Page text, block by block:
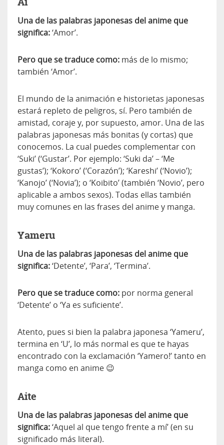
Una de las palabras japonesas del anime que
significa:‘Amor’.
Pero que se traduce como: más de lo mismo;
también ‘Amor’.
El mundo de la animación e historietas japonesas
estará repleto de peligros, sí. Pero también de
amistad, coraje y, por supuesto, amor. Una de las
palabras japonesas más bonitas (y cortas) que
conocemos. La cual puedes complementar con
‘Suki’ (‘Gustar’. Por ejemplo: ‘Suki da’ – ‘Me
gustas’); ‘Kokoro’ (‘Corazón’); ‘Kareshi’ (‘Novio’);
‘Kanojo’ (‘Novia’); o ‘Koibito’ (también ‘Novio’, pero
aplicable a ambos sexos). Todas ellas también
muy comunes en las frases del anime y manga.
Yameru
Una de las palabras japonesas del anime que
significa:‘Detente’, ‘Para’, ‘Termina’.
Pero que se traduce como: por norma general
‘Detente’ o ‘Ya es suficiente’.
Atento, pues si bien la palabra japonesa ‘Yameru’,
termina en ‘U’, lo más normal es que te hayas
encontrado con la exclamación ‘Yamero!’ tanto en
manga como en anime 😉
Aite
Una de las palabras japonesas del anime que
significa:‘Aquel al que tengo frente a mí’ (en su
significado más literal).